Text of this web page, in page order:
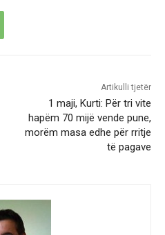
Artikulli tjetër
1 maji, Kurti: Për tri vite
hapëm 70 mijë vende pune,
morëm masa edhe për rritje
të pagave